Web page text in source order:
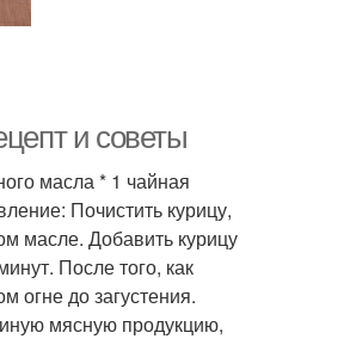
и советы
масла * 1 чайная
Почистить курицу,
масле. Добавить курицу
После того, как
огне до загустения.
мясную продукцию,